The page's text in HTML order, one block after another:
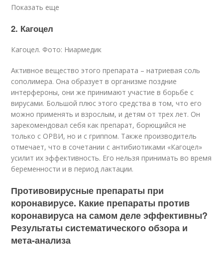
Показать еще
2. Кагоцел
Кагоцел. Фото: Ниармедик
Активное вещество этого препарата – натриевая соль
сополимера. Она образует в организме поздние
интерфероны, они же принимают участие в борьбе с
вирусами. Большой плюс этого средства в том, что его
можно применять и взрослым, и детям от трех лет. Он
зарекомендовал себя как препарат, борющийся не
только с ОРВИ, но и с гриппом. Также производитель
отмечает, что в сочетании с антибиотиками «Кагоцел»
усилит их эффективность. Его нельзя принимать во время
беременности и в период лактации.
Противовирусные препараты при
коронавирусе. Какие препараты против
коронавируса на самом деле эффективны?
Результаты систематического обзора и
мета-анализа